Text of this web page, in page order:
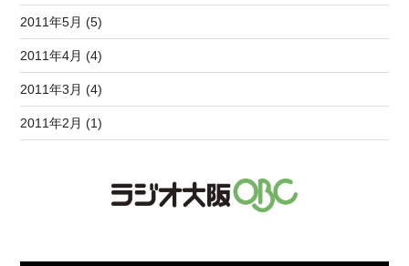
2011年5月 (5)
2011年4月 (4)
2011年3月 (4)
2011年2月 (1)